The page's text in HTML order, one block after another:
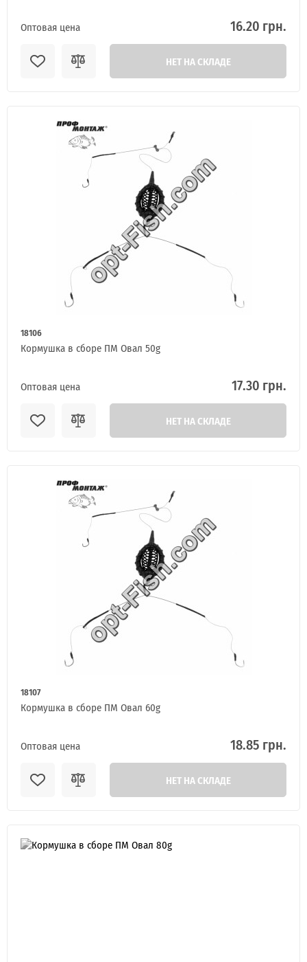
Оптовая цена 16.20 грн.
НЕТ НА СКЛАДЕ
18106
Кормушка в сборе ПМ Овал 50g
Оптовая цена 17.30 грн.
НЕТ НА СКЛАДЕ
18107
Кормушка в сборе ПМ Овал 60g
Оптовая цена 18.85 грн.
НЕТ НА СКЛАДЕ